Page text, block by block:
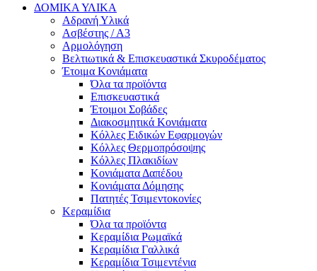
ΔΟΜΙΚΑ ΥΛΙΚΑ
Αδρανή Υλικά
Ασβέστης / Α3
Αρμολόγηση
Βελτιωτικά & Επισκευαστικά Σκυροδέματος
Έτοιμα Κονιάματα
Όλα τα προϊόντα
Επισκευαστικά
Έτοιμοι Σοβάδες
Διακοσμητικά Κονιάματα
Κόλλες Ειδικών Εφαρμογών
Κόλλες Θερμοπρόσοψης
Κόλλες Πλακιδίων
Κονιάματα Δαπέδου
Κονιάματα Δόμησης
Πατητές Τσιμεντοκονίες
Κεραμίδια
Όλα τα προϊόντα
Κεραμίδια Ρωμαϊκά
Κεραμίδια Γαλλικά
Κεραμίδια Τσιμεντένια